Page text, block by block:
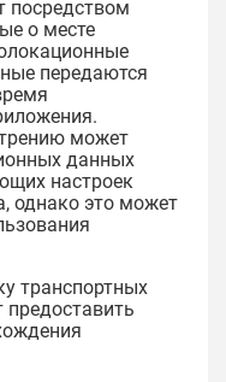
посредством
о месте
передаются
может
данных
настроек
однако это может
транспортных